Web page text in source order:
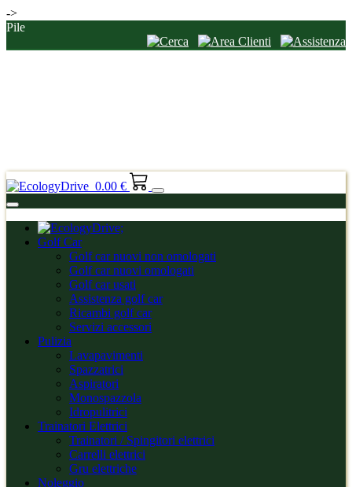
->
Pile
0.00 €
Golf Car
Golf car nuovi non omologati
Golf car nuovi omologati
Golf car usati
Assistenza golf car
Ricambi golf car
Servizi accessori
Pulizia
Lavapavimenti
Spazzatrici
Aspiratori
Monospazzola
Idropulitrici
Trainatori Elettrici
Trainatori / Spingitori elettrici
Carrelli elettrici
Gru elettriche
Noleggio